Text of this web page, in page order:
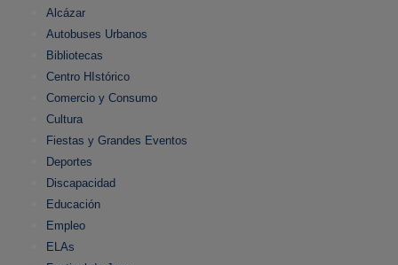
Alcázar
Autobuses Urbanos
Bibliotecas
Centro HIstórico
Comercio y Consumo
Cultura
Fiestas y Grandes Eventos
Deportes
Discapacidad
Educación
Empleo
ELAs